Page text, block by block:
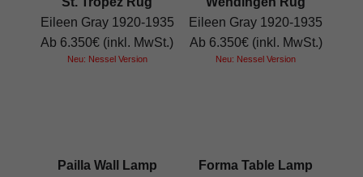
Eileen Gray 1920-1935
Ab 6.350€ (inkl. MwSt.)
Neu: Nessel Version
Eileen Gray 1920-1935
Ab 6.350€ (inkl. MwSt.)
Neu: Nessel Version
Pailla Wall Lamp
Forma Table Lamp